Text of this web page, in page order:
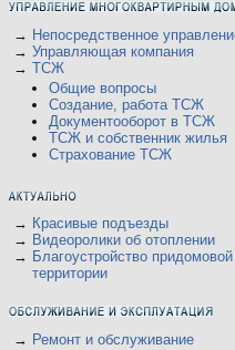
→ Непосредственное
→ Управляющая компания
→ ТСЖ
Общие вопросы
Создание, работа ТСЖ
Документооборот в ТСЖ
ТСЖ и собственник жилья
Страхование ТСЖ
→ Красивые подъезды
→ Видеоролики об отоплении
→ Благоустройство придомовой
территории
→ Ремонт и обслуживание